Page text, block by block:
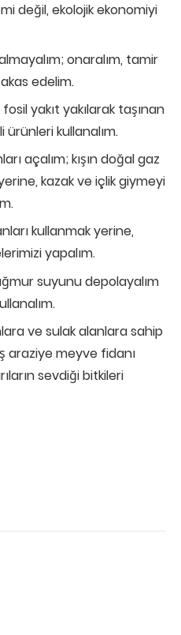
değil, ekolojik ekonomiyi
onaralım, tamir
edelim.
yakıt yakılarak taşınan
kullanalım.
açalım; kışın doğal gaz
kazak ve içlik giymeyi
kullanmak yerine,
yapalım.
suyunu depolayalım
ve sulak alanlara sahip
araziye meyve fidanı
sevdiği bitkileri